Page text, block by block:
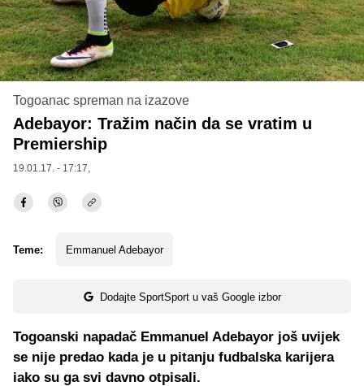
Togoanac spreman na izazove
Adebayor: Tražim način da se vratim u
Premiership
19.01.17. - 17:17,
Teme: Emmanuel Adebayor
Dodajte SportSport u vaš Google izbor
Togoanski napadač Emmanuel Adebayor još uvijek
se nije predao kada je u pitanju fudbalska karijera
iako su ga svi davno otpisali.